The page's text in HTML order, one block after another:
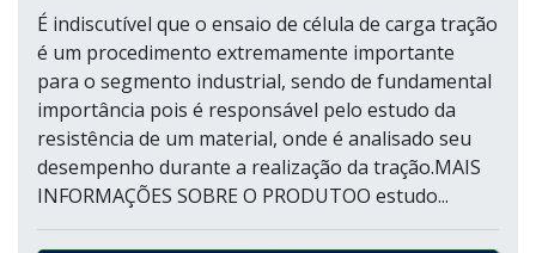
É indiscutível que o ensaio de célula de carga tração
é um procedimento extremamente importante
para o segmento industrial, sendo de fundamental
importância pois é responsável pelo estudo da
resistência de um material, onde é analisado seu
desempenho durante a realização da tração.MAIS
INFORMAÇÕES SOBRE O PRODUTOO estudo...